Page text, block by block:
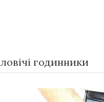
годинники